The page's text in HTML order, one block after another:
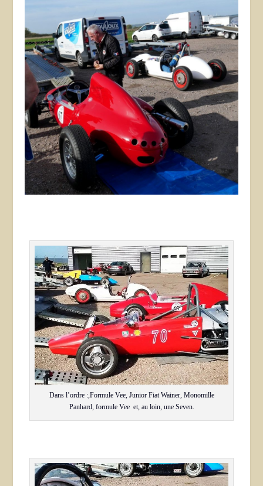
Dans l’ordre :,Formule Vee, Junior Fiat Wainer, Monomille
Panhard, formule Vee et, au loin, une Seven.